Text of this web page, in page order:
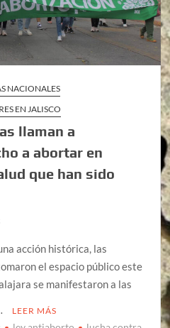
NACIONALES
EN JALISCO
llaman a
a abortar en
que han sido
acción histórica, las
el espacio público este
se manifestaron a las
LEER MÁS